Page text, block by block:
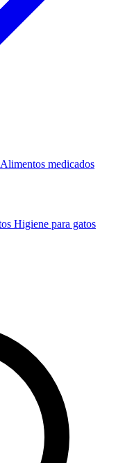
Alimentos medicados
Higiene para gatos